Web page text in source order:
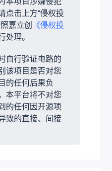
点击上方“侵权投
嘉立创
《侵权投
处理。
自行验证电路的
该项目是否对您
的任何后果负
本平台将不对您
的任何因开源项
致的直接、间接